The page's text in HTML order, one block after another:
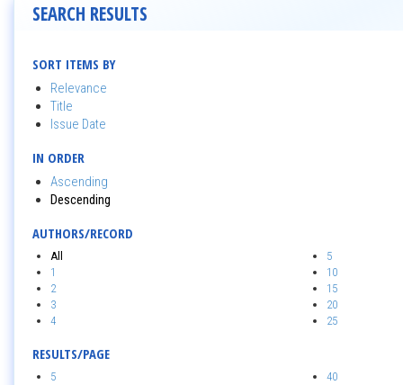
SEARCH RESULTS
SORT ITEMS BY
Relevance
Title
Issue Date
IN ORDER
Ascending
Descending
AUTHORS/RECORD
All
1
2
3
4
5
10
15
20
25
RESULTS/PAGE
5
40